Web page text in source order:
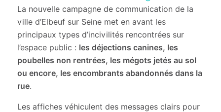
La nouvelle campagne de communication de la
ville d’Elbeuf sur Seine met en avant les
principaux types d’incivilités rencontrées sur
l’espace public : les déjections canines, les
poubelles non rentrées, les mégots jetés au sol
ou encore, les encombrants abandonnés dans la
rue.
Les affiches véhiculent des messages clairs pour